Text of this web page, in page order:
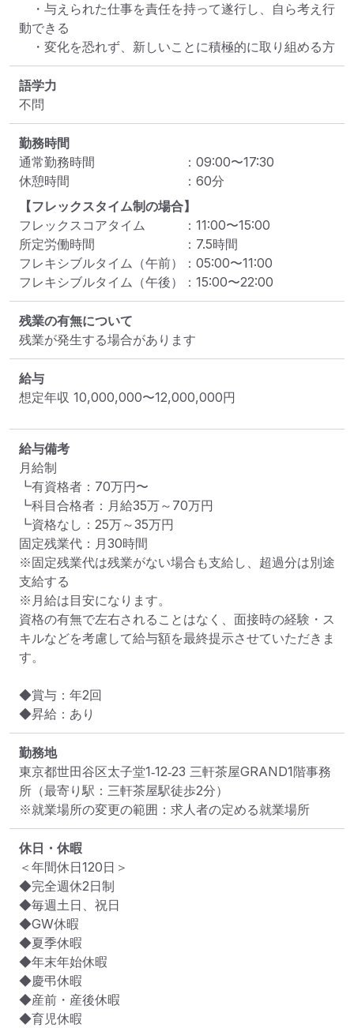
・与えられた仕事を責任を持って遂行し、自ら考え行
動できる
・変化を恐れず、新しいことに積極的に取り組める方
語学力
不問
勤務時間
通常勤務時間
： 09:00〜17:30
休憩時間
： 60分
【フレックスタイム制の場合】
フレックスコアタイム
： 11:00〜15:00
所定労働時間
： 7.5時間
フレキシブルタイム（午前）
： 05:00〜11:00
フレキシブルタイム（午後）
： 15:00〜22:00
残業の有無について
残業が発生する場合があります
給与
想定年収 10,000,000〜12,000,000円
給与備考
月給制
┗有資格者：70万円〜
┗科目合格者：月給35万～70万円
┗資格なし：25万～35万円
固定残業代：月30時間
※固定残業代は残業がない場合も支給し、超過分は別途
支給する
※月給は目安になります。
資格の有無で左右されることはなく、面接時の経験・ス
キルなどを考慮して給与額を最終提示させていただきま
す。
◆賞与：年2回
◆昇給：あり
勤務地
東京都世田谷区太子堂1‐12‐23 三軒茶屋GRAND1階事務
所 （最寄り駅：三軒茶屋駅徒歩2分）
※就業場所の変更の範囲：求人者の定める就業場所
休日・休暇
＜年間休日120日＞
◆完全週休2日制
◆毎週土日、祝日
◆GW休暇
◆夏季休暇
◆年末年始休暇
◆慶弔休暇
◆産前・産後休暇
◆育児休暇